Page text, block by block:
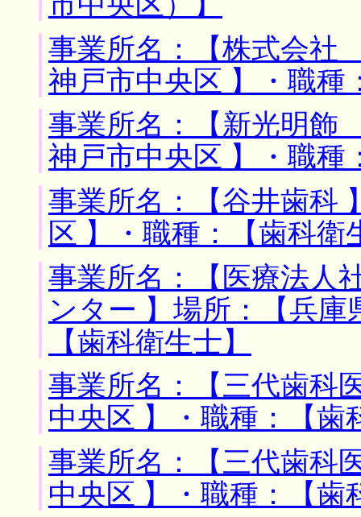
事業所名：【株式会社
神戸市中央区 】・職種
事業所名：【新光明飾
神戸市中央区 】・職種
事業所名：【谷井歯科
区 】・職種：【歯科
事業所名：【医療法
ンター 】場所：【兵
【歯科衛生士】
事業所名：【三代歯科
中央区 】・職種：【歯
事業所名：【三代歯科
中央区 】・職種：【歯